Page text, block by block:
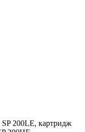
200LE, картридж